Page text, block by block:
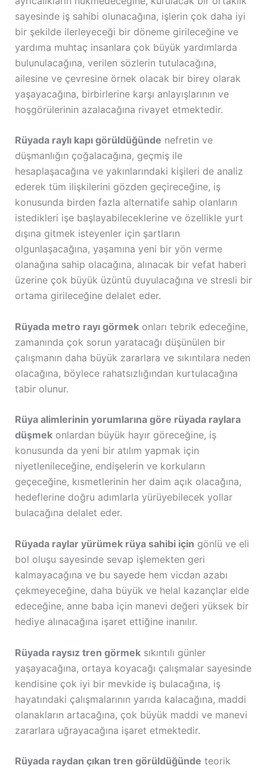
sayesinde iş sahibi olunacağına, işlerin çok daha iyi
bir şekilde ilerleyeceği bir döneme girileceğine ve
yardıma muhtaç insanlara çok büyük yardımlarda
bulunulacağına, verilen sözlerin tutulacağına,
ailesine ve çevresine örnek olacak bir birey olarak
yaşayacağına, birbirlerine karşı anlayışlarının ve
hoşgörülerinin azalacağına rivayet etmektedir.
Rüyada raylı kapı görüldüğünde nefretin ve
düşmanlığın çoğalacağına, geçmiş ile
hesaplaşacağına ve yakınlarındaki kişileri de analiz
ederek tüm ilişkilerini gözden geçireceğine, iş
konusunda birden fazla alternatife sahip olanların
istedikleri işe başlayabileceklerine ve özellikle yurt
dışına gitmek isteyenler için şartların
olgunlaşacağına, yaşamına yeni bir yön verme
olanağına sahip olacağına, alınacak bir vefat haberi
üzerine çok büyük üzüntü duyulacağına ve stresli bir
ortama girileceğine delalet eder.
Rüyada metro rayı görmekonları tebrik edeceğine,
zamanında çok sorun yaratacağı düşünülen bir
çalışmanın daha büyük zararlara ve sıkıntılara neden
olacağına, böylece rahatsızlığından kurtulacağına
tabir olunur.
Rüya alimlerinin yorumlarına göre rüyada raylara
düşmekonlardan büyük hayır göreceğine, iş
konusunda da yeni bir atılım yapmak için
niyetlenileceğine, endişelerin ve korkuların
geçeceğine, kısmetlerinin her daim açık olacağına,
hedeflerine doğru adımlarla yürüyebilecek yollar
bulacağına delalet eder.
Rüyada raylar yürümek rüya sahibi için gönlü ve eli
bol oluşu sayesinde sevap işlemekten geri
kalmayacağına ve bu sayede hem vicdan azabı
çekmeyeceğine, daha büyük ve helal kazançlar elde
edeceğine, anne baba için manevi değeri yüksek bir
hediye alınacağına işaret ettiğine inanılır.
Rüyada raysız tren görmeksıkıntılı günler
yaşayacağına, ortaya koyacağı çalışmalar sayesinde
kendisine çok iyi bir mevkide iş bulacağına, iş
hayatındaki çalışmalarının yarıda kalacağına, maddi
olanakların artacağına, çok büyük maddi ve manevi
zararlara uğrayacağına işaret etmektedir.
Rüyada raydan çıkan tren görüldüğünde teorik